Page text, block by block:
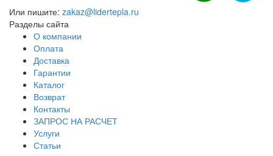
Или пишите: zakaz@lidertepla.ru
Разделы сайта
О компании
Оплата
Доставка
Гарантии
Каталог
Возврат
Контакты
ЗАПРОС НА РАСЧЕТ
Услуги
Статьи